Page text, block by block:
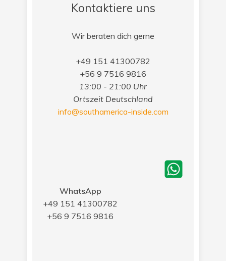
Kontaktiere uns
Wir beraten dich gerne
+49 151 41300782
+56 9 7516 9816
13:00 - 21:00 Uhr
Ortszeit Deutschland
info@southamerica-inside.com
WhatsApp
+49 151 41300782
+56 9 7516 9816